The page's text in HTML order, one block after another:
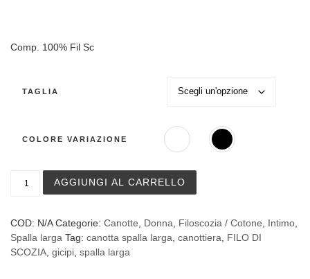
Comp. 100% Fil Sc
TAGLIA
COLORE VARIAZIONE
Canottiera a spalla larga Gicipi in Filo di Scozia art. 734
AGGIUNGI AL CARRELLO
COD: N/A Categorie: Canotte Donna Filoscozia / Cotone Intimo
Spalla larga Tag: canotta spalla larga canottiera
FILO DI
SCOZIA gicipi spalla larga